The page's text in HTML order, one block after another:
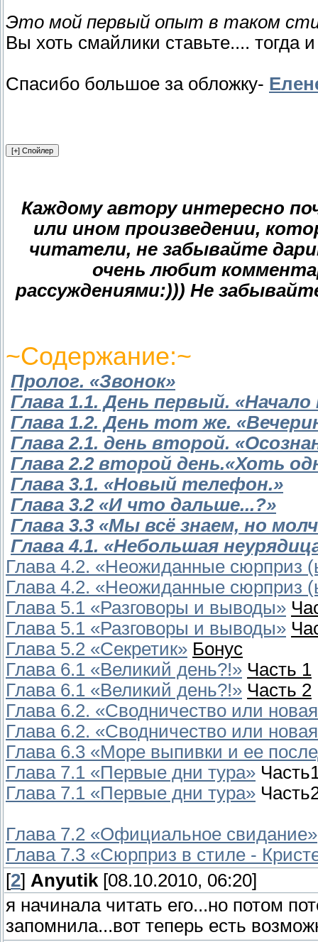
Это мой первый опыт в таком
Вы хоть смайлики ставьте.... тогда
Спасибо большое за обложку-
Каждому автору интересно
или ином произведении,
читатели, не забывайте
очень любит
рассуждениями:))) Не
~Содержание:~
Пролог. «Звонок»
Глава 1.1. День первый. «Начало
Глава 1.2. День тот же.
Глава 2.1. день второй.
Глава 2.2 второй день.«Хоть
Глава 3.1. «Новый телефон.»
Глава 3.2 «И что дальше...?»
Глава 3.3 «Мы всё знаем, но
Глава 4.1. «Небольшая
Глава 4.2. «Неожиданные сюрприз
Глава 4.2. «Неожиданные сюрприз
Глава 5.1 «Разговоры и выводы»
Глава 5.1 «Разговоры и выводы»
Глава 5.2 «Секретик» Бонус
Глава 6.1 «Великий день?!» Часть 1
Глава 6.1 «Великий день?!» Часть 2
Глава 6.2. «Сводничество или
Глава 6.2. «Сводничество или
Глава 6.3 «Море выпивки и ее
Глава 7.1 «Первые дни тура»
Глава 7.1 «Первые дни тура»
Глава 7.2 «Официальное свидание»
Глава 7.3 «Сюрприз в стиле -
[2] Anyutik [08.10.2010, 06:20]
я начинала читать его...но потом
запомнила...вот теперь есть